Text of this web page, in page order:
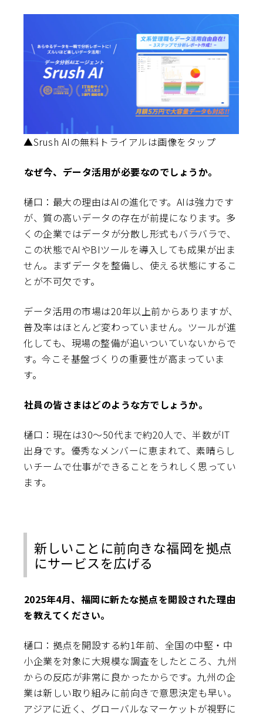
▲Srush AIの無料トライアルは画像をタップ
――なぜ今、データ活用が必要なのでしょうか。
樋口：最大の理由はAIの進化です。AIは強力です
が、質の高いデータの存在が前提になります。多
くの企業ではデータが分散し形式もバラバラで、
この状態でAIやBIツールを導入しても成果が出ま
せん。まずデータを整備し、使える状態にするこ
とが不可欠です。
データ活用の市場は20年以上前からありますが、
普及率はほとんど変わっていません。ツールが進
化しても、現場の整備が追いついていないからで
す。今こそ基盤づくりの重要性が高まっていま
す。
――社員の皆さまはどのような方でしょうか。
樋口：現在は30～50代まで約20人で、半数がIT
出身です。優秀なメンバーに恵まれて、素晴らし
いチームで仕事ができることをうれしく思ってい
ます。
新しいことに前向きな福岡を拠点
にサービスを広げる
――2025年4月、福岡に新たな拠点を開設された理由
を教えてください。
樋口：拠点を開設する約1年前、全国の中堅・中
小企業を対象に大規模な調査をしたところ、九州
からの反応が非常に良かったからです。九州の企
業は新しい取り組みに前向きで意思決定も早い。
アジアに近く、グローバルなマーケットが視野に